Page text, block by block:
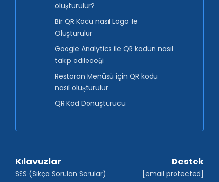
oluşturulur?
Bir QR Kodu nasıl Logo ile
Oluşturulur
Google Analytics ile QR kodun nasıl
takip edileceği
Restoran Menüsü için QR kodu
nasıl oluşturulur
QR Kod Dönüştürücü
Kılavuzlar
SSS (Sıkça Sorulan Sorular)
Destek
[email protected]